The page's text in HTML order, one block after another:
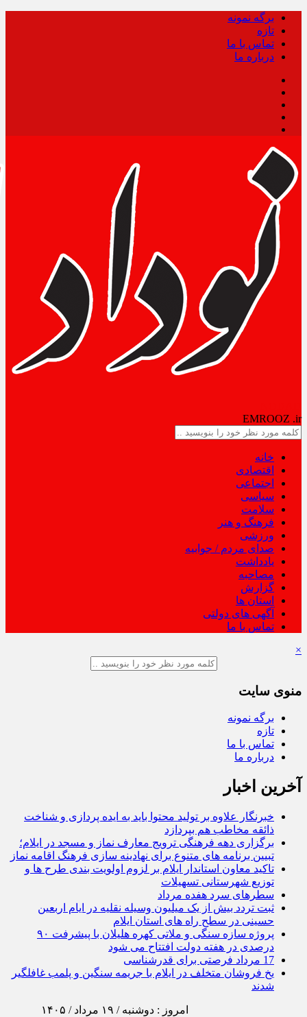
برگه نمونه
تازه
تماس با ما
درباره ما
EMROOZ .ir
خانه
اقتصادی
اجتماعی
سیاسی
سلامت
فرهنگ و هنر
ورزشی
صدای مردم / جوابیه
یادداشت
مصاحبه
گزارش
استان ها
آگهی های دولتی
تماس با ما
×
منوی سایت
برگه نمونه
تازه
تماس با ما
درباره ما
آخرین اخبار
خبرنگار علاوه بر تولید محتوا باید به ایده‌ پردازی و شناخت
ذائقه مخاطب هم بپردازد
برگزاری دهه فرهنگی ترویج معارف نماز و مسجد در ایلام؛
تبیین برنامه‌ های متنوع برای نهادینه‌ سازی فرهنگ اقامه نماز
تاکید معاون استاندار ایلام بر لزوم اولویت‌ بندی طرح‌ ها و
توزیع شهرستانی تسهیلات
سطرهای سرد هفده مرداد
ثبت تردد بیش از یک میلیون وسیله نقلیه در ایام اربعین
حسینی در سطح راه‌ های استان ایلام
پروژه سازه سنگی و ملاتی کهره هلیلان با پیشرفت ۹۰
درصدی در هفته دولت افتتاح می شود
17 مرداد فرصتی برای قدرشناسی
یخ‌ فروشان متخلف در ایلام با جریمه سنگین و پلمب غافلگیر
شدند
امروز : دوشنبه / ۱۹ مرداد / ۱۴۰۵